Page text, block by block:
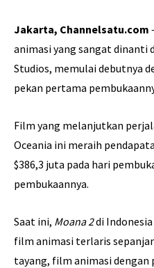
Jakarta, Channelsatu.com
animasi yang sangat dinanti
Studios, memulai debutnya
pekan pertama
Film yang melanjutkan
Oceania ini meraih
$386,3 juta pada hari
pembukaannya.
Saat ini, Moana 2di
film animasi terlaris
tayang, film animasi